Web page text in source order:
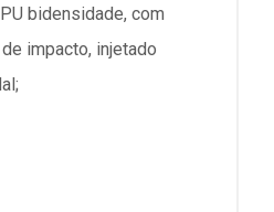
bidensidade, com
impacto, injetado